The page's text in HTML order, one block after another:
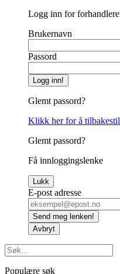
Logg inn for forhandlere
Brukernavn
Passord
Logg inn!
Glemt passord?
Klikk her for å
Glemt passord?
Få innloggingslenke
Lukk
E-post adresse
Send meg lenken!
Avbryt
Populære søk